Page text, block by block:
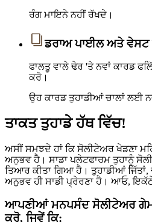
ਰੰਗ ਮਾਇਨੇ ਨਹੀਂ ਰੱਖਦੇ।
ਡਰਾਅ ਪਾਈਲ ਅਤੇ ਵੇਸਟ
ਫਾਲਤੂ ਵਾਲੇ ਢੇਰ 'ਤੇ ਨਵਾਂ ਕਾਰਡ
ਕਰੋ।
ਉਹ ਕਾਰਡ ਤੁਹਾਡੀਆਂ ਚਾਲਾਂ ਲਈ
ਤਾਕਤ ਤੁਹਾਡੇ ਹੱਥ ਵਿੱਚ!
ਅਸੀਂ ਸਮਝਦੇ ਹਾਂ ਕਿ ਸੋਲੀਟੇਅਰ ਖੇਡਣਾ
ਅਨੁਭਵ ਹੈ। ਸਾਡਾ ਪਲੇਟਫਾਰਮ ਤੁਹਾਨੂੰ
ਤਿਆਰ ਕੀਤਾ ਗਿਆ ਹੈ। ਤੁਹਾਡੀਆਂ
ਅਨੁਭਵ ਹੀ ਸਾਡੀ ਪ੍ਰੇਰਣਾ ਹੈ। ਆਓ,
ਆਪਣੀਆਂ ਮਨਪਸੰਦ ਸੋਲੀਟੇਅਰ
ਕਰੋ, ਜਿਵੇਂ ਕਿ: